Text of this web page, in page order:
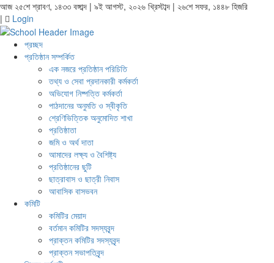
আজ ২৫শে শ্রাবণ, ১৪৩৩ বঙ্গাব্দ | ৯ই আগস্ট, ২০২৬ খ্রিস্টাব্দ | ২৬শে সফর, ১৪৪৮ হিজরি
|
Login
প্রচ্ছদ
প্রতিষ্ঠান সম্পর্কিত
এক নজরে প্রতিষ্ঠান পরিচিতি
তথ্য ও সেবা প্রদানকারী কর্মকর্তা
অভিযোগ নিষ্পত্তি কর্মকর্তা
পাঠদানের অনুমতি ও স্বীকৃতি
শ্রেণিভিত্তিক অনুমোদিত শাখা
প্রতিষ্ঠাতা
জমি ও অর্থ দাতা
আমাদের লক্ষ্য ও বৈশিষ্ট্য
প্রতিষ্ঠানের ছুটি
ছাত্রাবাস ও ছাত্রী নিবাস
আবাসিক বাসভবন
কমিটি
কমিটির মেয়াদ
বর্তমান কমিটির সদস্যবৃন্দ
প্রাক্তন কমিটির সদস্যবৃন্দ
প্রাক্তন সভাপতিবৃন্দ